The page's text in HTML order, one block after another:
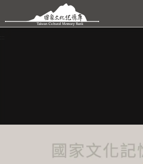
跳到主要內容區塊
:::